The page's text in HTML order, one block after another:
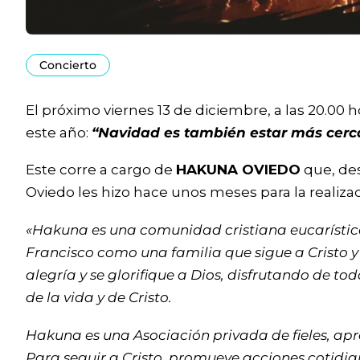
Concierto
El próximo viernes 13 de diciembre, a las
este año: “Navidad es también estar más
Este corre a cargo de HAKUNA OVIEDO que,
Oviedo les hizo hace unos meses para la
«Hakuna es una comunidad cristiana
Francisco como una familia que sigue a Cristo
alegría y se glorifique a Dios, disfrutando de
de la vida y de Cristo.
Hakuna es una Asociación privada de fieles,